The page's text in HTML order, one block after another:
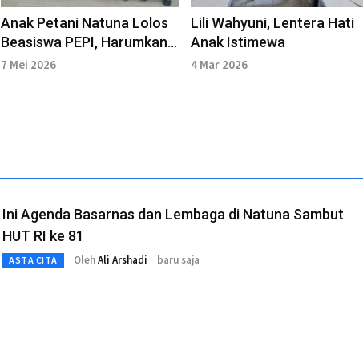
Anak Petani Natuna Lolos
Beasiswa PEPI, Harumkan
Nama Daerah
7 Mei 2026
Lili Wahyuni, Lentera Hati
Anak Istimewa
4 Mar 2026
Ini Agenda Basarnas dan Lembaga di Natuna Sambut
HUT RI ke 81
ASTA CITA OlehAli Arshadi baru saja